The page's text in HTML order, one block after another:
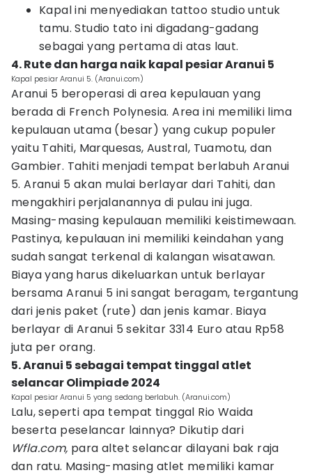
Kapal ini menyediakan tattoo studio untuk
tamu. Studio tato ini digadang-gadang
sebagai yang pertama di atas laut.
4. Rute dan harga naik kapal pesiar Aranui 5
Kapal pesiar Aranui 5. (Aranui.com)
Aranui 5 beroperasi di area kepulauan yang
berada di French Polynesia. Area ini memiliki lima
kepulauan utama (besar) yang cukup populer
yaitu Tahiti, Marquesas, Austral, Tuamotu, dan
Gambier. Tahiti menjadi tempat berlabuh Aranui
5. Aranui 5 akan mulai berlayar dari Tahiti, dan
mengakhiri perjalanannya di pulau ini juga.
Masing-masing kepulauan memiliki keistimewaan.
Pastinya, kepulauan ini memiliki keindahan yang
sudah sangat terkenal di kalangan wisatawan.
Biaya yang harus dikeluarkan untuk berlayar
bersama Aranui 5 ini sangat beragam, tergantung
dari jenis paket (rute) dan jenis kamar. Biaya
berlayar di Aranui 5 sekitar 3314 Euro atau Rp58
juta per orang.
5. Aranui 5 sebagai tempat tinggal atlet
selancar Olimpiade 2024
Kapal pesiar Aranui 5 yang sedang berlabuh. (Aranui.com)
Lalu, seperti apa tempat tinggal Rio Waida
beserta peselancar lainnya? Dikutip dari
Wfla.com, para altet selancar dilayani bak raja
dan ratu. Masing-masing atlet memiliki kamar